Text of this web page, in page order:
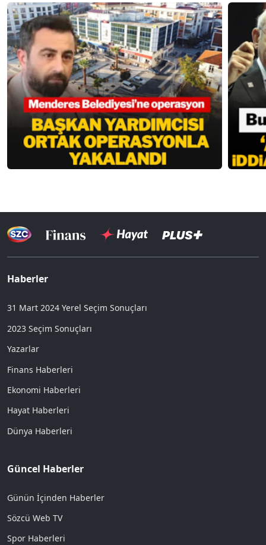
Haberler
31 Mart 2024 Yerel Seçim Sonuçları
2023 Seçim Sonuçları
Yazarlar
Finans Haberleri
Ekonomi Haberleri
Hayat Haberleri
Dünya Haberleri
Güncel Haberler
Günün İçinden Haberler
Sözcü Web TV
Spor Haberleri